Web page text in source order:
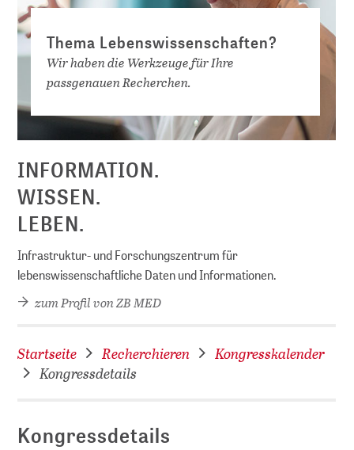
Thema Lebenswissenschaften?
Wir haben die Werkzeuge für Ihre
passgenauen Recherchen.
INFORMATION.
WISSEN.
LEBEN.
Infrastruktur- und Forschungszentrum für
lebenswissenschaftliche Daten und Informationen.
zum Profil von ZB MED
Startseite Recherchieren
Kongresskalender
Kongressdetails
Kongressdetails